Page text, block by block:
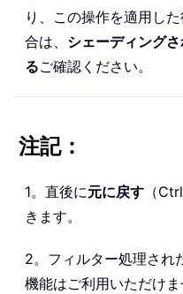
り、この操作を適用し
合は、 シェーディング
るご確認ください。
注記：
1。直後に元に戻す （
きます。
2。フィルター処理され
機能はご利用いただけま